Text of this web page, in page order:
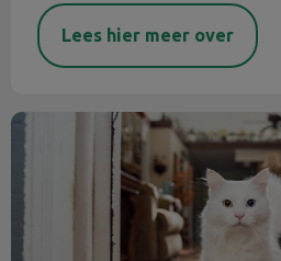
Lees hier meer over
Chippen & registreren hond en kat